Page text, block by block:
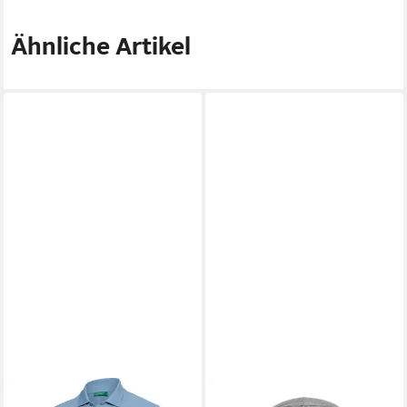
Ähnliche Artikel
UNITED COLORS OF
UNITED COLORS OF